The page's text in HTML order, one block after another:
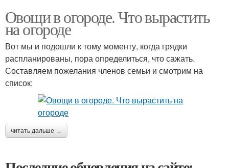
Овощи в огороде. Что вырастить
на огороде
Вот мы и подошли к тому моменту, когда грядки
распланированы, пора определиться, что сажать.
Составляем пожелания членов семьи и смотрим на
список:
читать дальше →